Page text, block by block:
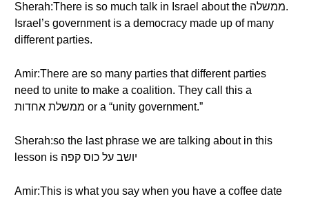
Sherah:There is so much talk in Israel about the ממשלה.
Israel’s government is a democracy made up of many
different parties.
Amir:There are so many parties that different parties
need to unite to make a coalition. They call this a
ממשלת אחדות or a “unity government.”
Sherah:so the last phrase we are talking about in this
lesson is יושב על כוס קפה
Amir:This is what you say when you have a coffee date